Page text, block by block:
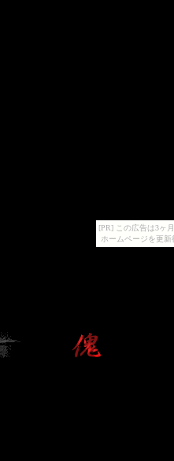
[PR] この広告は3ヶ
ホームページを更